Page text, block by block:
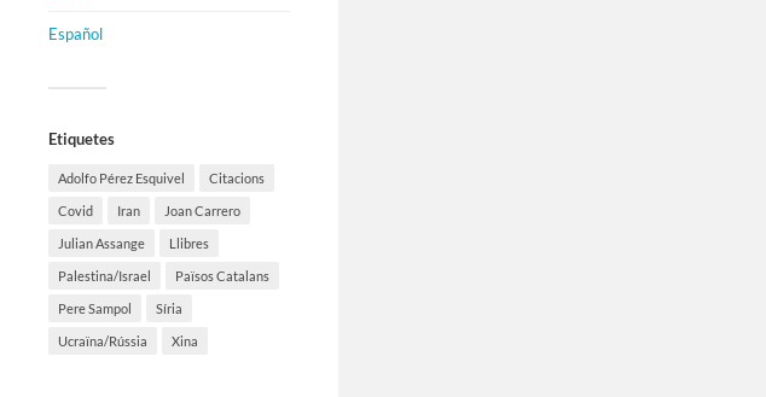
Español
Etiquetes
Adolfo Pérez Esquivel Citacions
Covid Iran Joan Carrero
Julian Assange Llibres
Palestina/Israel Països Catalans
Pere Sampol Síria
Ucraïna/Rússia Xina